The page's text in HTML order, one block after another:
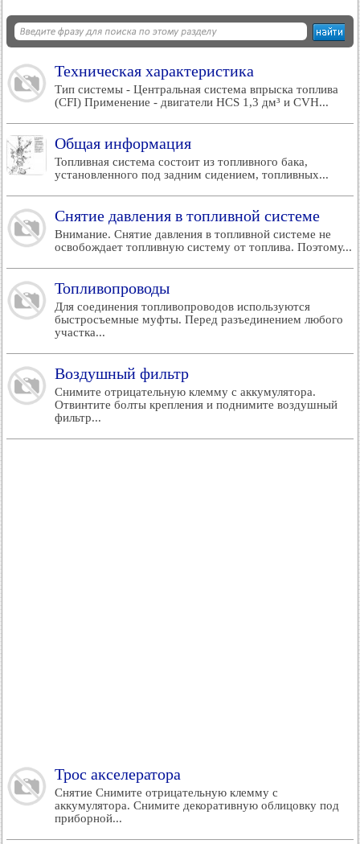
Техническая характеристика
Тип системы - Центральная система впрыска топлива
(CFI) Применение - двигатели HCS 1,3 дм³ и CVH...
Общая информация
Топливная система состоит из топливного бака,
установленного под задним сидением, топливных...
Снятие давления в топливной системе
Внимание. Снятие давления в топливной системе не
освобождает топливную систему от топлива. Поэтому...
Топливопроводы
Для соединения топливопроводов используются
быстросъемные муфты. Перед разъединением любого
участка...
Воздушный фильтр
Снимите отрицательную клемму с аккумулятора.
Отвинтите болты крепления и поднимите воздушный
фильтр...
Трос акселератора
Снятие Снимите отрицательную клемму с
аккумулятора. Снимите декоративную облицовку под
приборной...